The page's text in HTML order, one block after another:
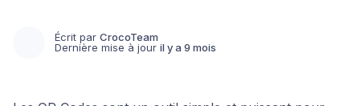
Écrit par CrocoTeam
Dernière mise à jour il y a 9 mois